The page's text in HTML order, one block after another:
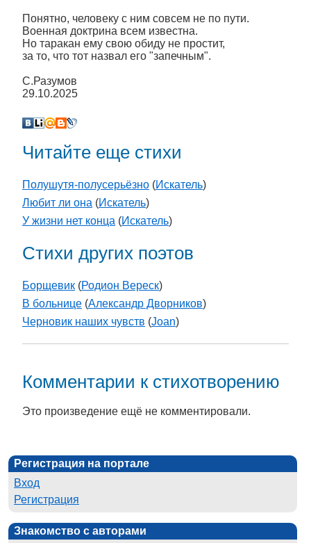
Понятно, человеку с ним совсем не по пути.
Военная доктрина всем известна.
Но таракан ему свою обиду не простит,
за то, что тот назвал его "запечным".
С.Разумов
29.10.2025
Читайте еще стихи
Полушутя-полусерьёзно (Искатель)
Любит ли она (Искатель)
У жизни нет конца (Искатель)
Стихи других поэтов
Борщевик (Родион Вереск)
В больнице (Александр Дворников)
Черновик наших чувств (Joan)
Комментарии к стихотворению
Это произведение ещё не комментировали.
Регистрация на портале
Вход
Регистрация
Знакомство с авторами